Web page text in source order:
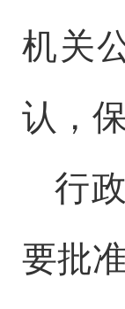
机关
认，
行
要批